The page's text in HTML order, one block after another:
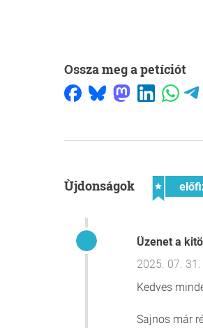
Ossza meg a petíciót
Ùjdonságok
Üzenet a
2025. 07. 31.
Kedves
Sajnos már